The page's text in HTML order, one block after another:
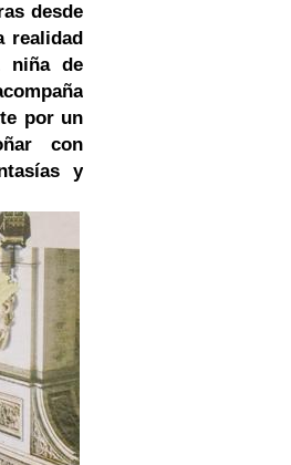
desde
realidad
niña de
por un
con
y